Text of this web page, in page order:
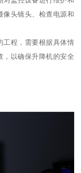
像头镜头、检查电源和
工程，需要根据具体情
，以确保升降机的安全